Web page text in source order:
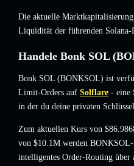
Die aktuelle
Liquidität der führenden
Handele Bonk SOL
Bonk SOL (BONKSOL) ist
Limit-Orders auf Solflare - eine
in der du deine privaten
Zum aktuellen Kurs von
von $10.1M werden
intelligentes Order-Routing